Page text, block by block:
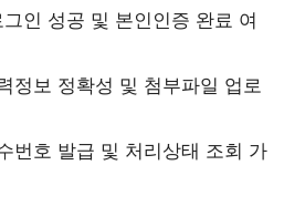
그인 성공 및 본인인증 완료 여
정보 정확성 및 첨부파일 업로
번호 발급 및 처리상태 조회 가